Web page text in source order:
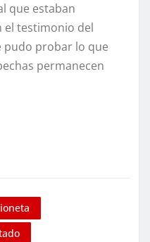
que estaban
el testimonio del
pudo probar lo que
permanecen